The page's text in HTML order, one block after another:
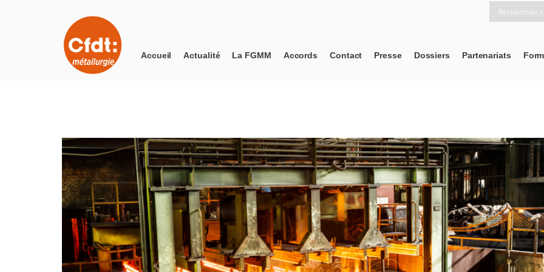
Accueil Actualité La FGMM Accords Contact Presse Dossiers Partenariats